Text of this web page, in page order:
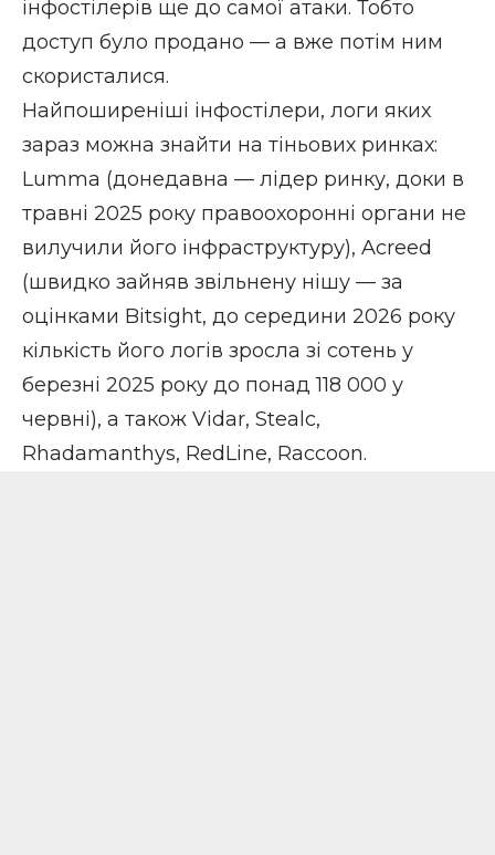
інфостілерів ще до самої атаки. Тобто
доступ було продано — а вже потім ним
скористалися.
Найпоширеніші інфостілери, логи яких
зараз можна знайти на тіньових ринках:
Lumma (донедавна — лідер ринку, доки в
травні 2025 року правоохоронні органи не
вилучили його інфраструктуру), Acreed
(швидко зайняв звільнену нішу — за
оцінками Bitsight, до середини 2026 року
кількість його логів зросла зі сотень у
березні 2025 року до понад 118 000 у
червні), а також Vidar, Stealc,
Rhadamanthys, RedLine, Raccoon.